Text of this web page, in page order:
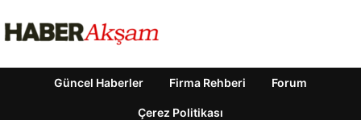
Güncel Haberler Firma Rehberi Forum
Çerez Politikası